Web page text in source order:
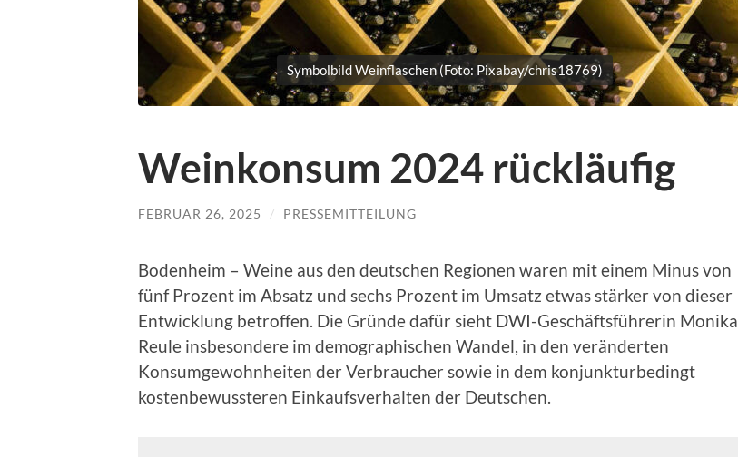
Symbolbild Weinflaschen (Foto: Pixabay/chris18769)
Weinkonsum 2024 rückläufig
FEBRUAR 26, 2025 / PRESSEMITTEILUNG
Bodenheim – Weine aus den deutschen Regionen waren mit einem Minus von
fünf Prozent im Absatz und sechs Prozent im Umsatz etwas stärker von dieser
Entwicklung betroffen. Die Gründe dafür sieht DWI-Geschäftsführerin Monika
Reule insbesondere im demographischen Wandel, in den veränderten
Konsumgewohnheiten der Verbraucher sowie in dem konjunkturbedingt
kostenbewussteren Einkaufsverhalten der Deutschen.